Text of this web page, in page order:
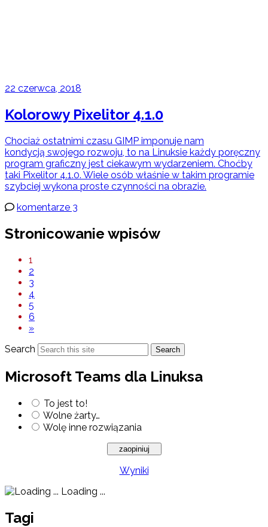
22 czerwca, 2018
Kolorowy Pixelitor 4.1.0
Chociaż ostatnimi czasu GIMP imponuje nam
kondycją swojego rozwoju, to na Linuksie każdy poręczny
program graficzny jest ciekawym wydarzeniem. Choćby
taki Pixelitor 4.1.0. Wiele osób właśnie w takim programie
szybciej wykona proste czynności na obrazie.
komentarze 3
Stronicowanie wpisów
1
2
3
4
5
6
»
Search
Search
Microsoft Teams dla Linuksa
To jest to!
Wolne żarty…
Wolę inne rozwiązania
Wyniki
Loading ...
Tagi